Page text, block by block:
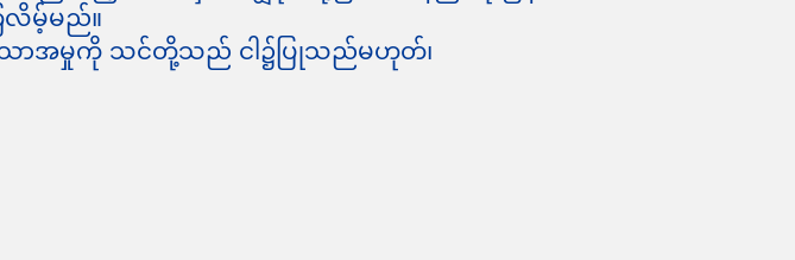
လိမ့်မည်။
ာအမှုကို သင်တို့သည် ငါ၌ပြုသည်မဟုတ်၊